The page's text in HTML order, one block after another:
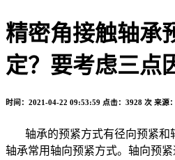
精密角接触轴承
定？要考虑三点
时间：2021-04-22 09:53:59 点击：3928 次 来源
轴承的预紧方式有径向预紧和
轴承常用轴向预紧方式。轴向预